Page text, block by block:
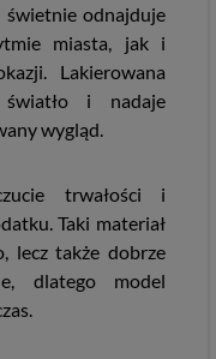
odnajduje
miasta, jak i
Lakierowana
i nadaje
wygląd.
trwałości i
Taki materiał
lecz także dobrze
dlatego model